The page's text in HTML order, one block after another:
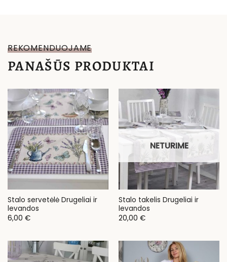
REKOMENDUOJAME
PANAŠŪS PRODUKTAI
Stalo servetėlė Drugeliai ir
levandos
6,00 €
NETURIME
Stalo takelis Drugeliai ir
levandos
20,00 €